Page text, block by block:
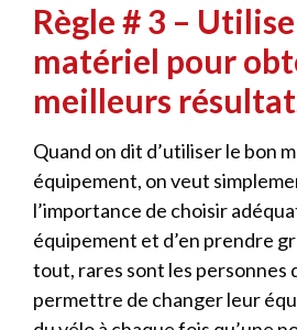
Règle # 3 –
matériel pour
meilleurs
Quand on dit d’utiliser le bon
équipement, on veut
l’importance de choisir
équipement et d’en prendre
tout, rares sont les personnes
permettre de changer leur